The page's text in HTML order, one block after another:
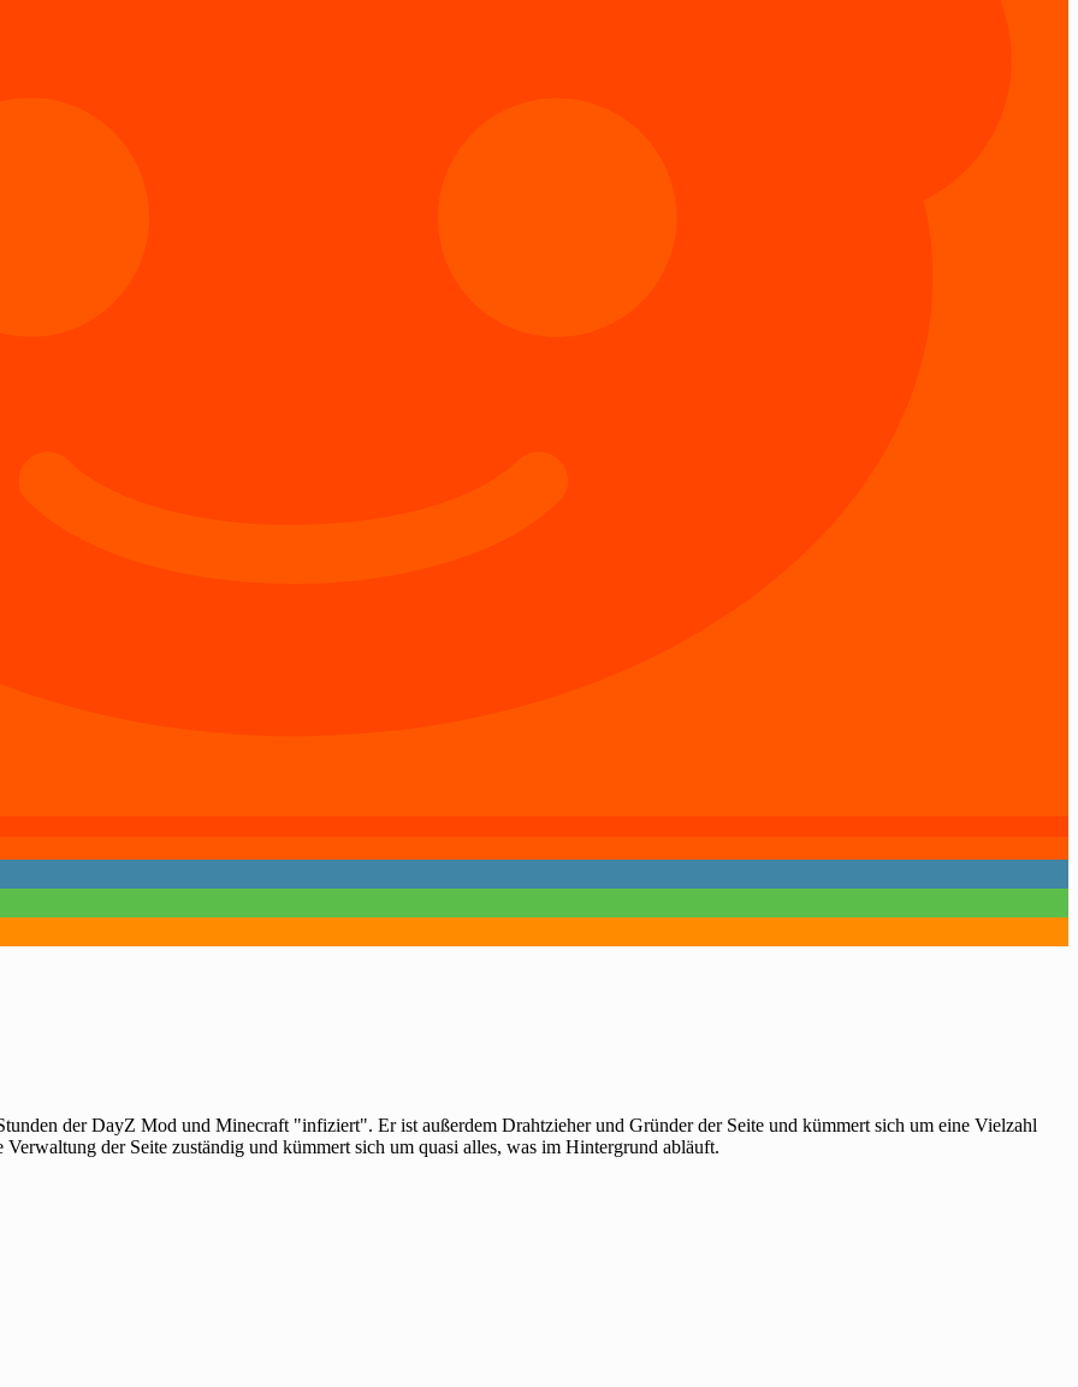
der DayZ Mod und Minecraft "infiziert". Er ist außerdem Drahtzieher und Gründer der Seite und kümmert sich um eine Vielzahl
der Seite zuständig und kümmert sich um quasi alles, was im Hintergrund abläuft.